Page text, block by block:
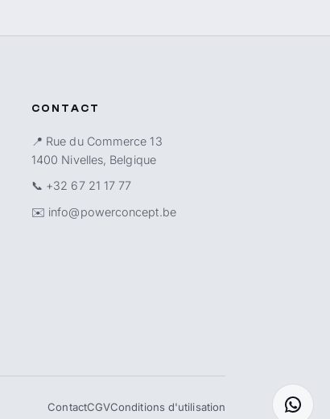
CONTACT
📍 Rue du Commerce 13
1400 Nivelles, Belgique
📞 +32 67 21 17 77
✉️ info@powerconcept.be
ContactCGVConditions d'utilisation